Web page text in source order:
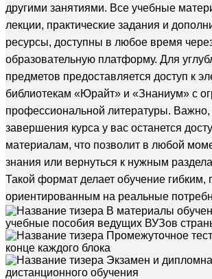
другими занятиями. Все учебные
лекции, практические задания и
ресурсы, доступны в любое время
образовательную платформу. Для
предметов предоставляется доступ к
библиотекам «Юрайт» и «Знаниум» с
профессиональной литературы. Важно,
завершения курса у вас останется
материалам, что позволит в любой
знания или вернуться к нужным
Такой формат делает обучение гибким,
ориентированным на реальные
В материалы
учебные пособия ведущих ВУЗов
Промежуточное
конце каждого блока
Экзамен и
дистанционного обучения